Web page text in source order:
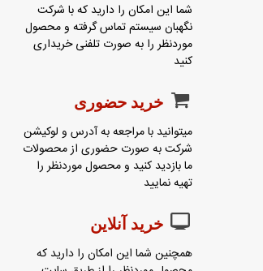
شما این امکان را دارید که با شرکت
نگهبان سیستم تماس گرفته و محصول
موردنظر را به صورت تلفنی خریداری
کنید
خرید حضوری
میتوانید با مراجعه به آدرس و لوکیشن
شرکت به صورت حضوری از محصولات
ما بازدید کنید و محصول موردنظر را
تهیه نمایید
خرید آنلاین
همچنین شما این امکان را دارید که